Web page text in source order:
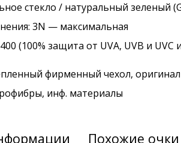
стекло / натуральный зеленый
: 3N — максимальная
(100% защита от UVA, UVB и UVC
фирменный чехол,
инф. материалы
Похожие очки